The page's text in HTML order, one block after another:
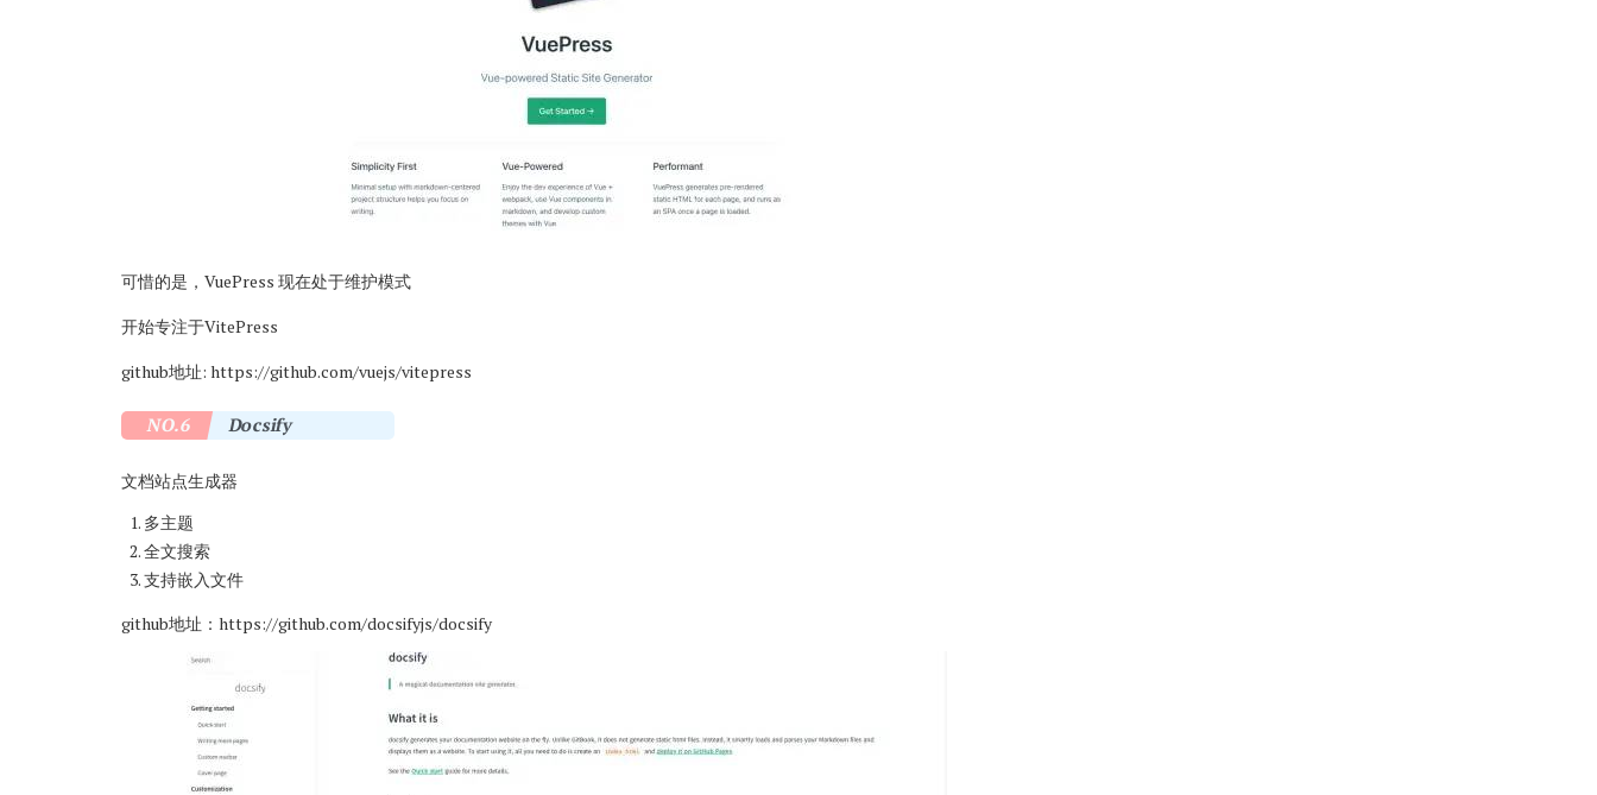
可惜的是，VuePress 现在处于维护模式
开始专注于VitePress
github地址: https://github.com/vuejs/vitepress
NO.6 Docsify
文档站点生成器
多主题
全文搜索
支持嵌入文件
github地址： https://github.com/docsifyjs/docsify